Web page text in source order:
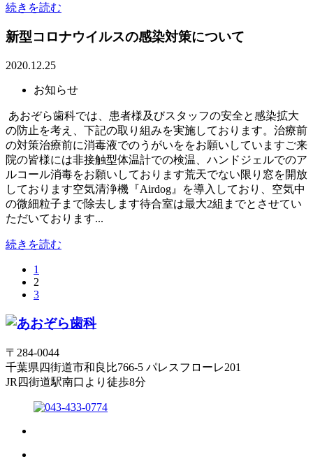
続きを読む
新型コロナウイルスの感染対策について
2020.12.25
お知らせ
あおぞら歯科では、患者様及びスタッフの安全と感染拡大
の防止を考え、下記の取り組みを実施しております。治療前
の対策治療前に消毒液でのうがいををお願いしていますご来
院の皆様には非接触型体温計での検温、ハンドジェルでのア
ルコール消毒をお願いしております荒天でない限り窓を開放
しております空気清浄機『Airdog』を導入しており、空気中
の微細粒子まで除去します待合室は最大2組までとさせてい
ただいております...
続きを読む
1
2
3
〒284-0044
千葉県四街道市和良比766-5 パレスフローレ201
JR四街道駅南口より徒歩8分